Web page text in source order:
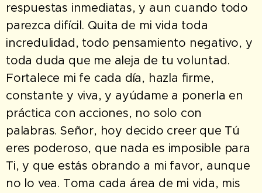
respuestas inmediatas, y aun cuando todo
parezca difícil. Quita de mi vida toda
incredulidad, todo pensamiento negativo, y
toda duda que me aleja de tu voluntad.
Fortalece mi fe cada día, hazla firme,
constante y viva, y ayúdame a ponerla en
práctica con acciones, no solo con
palabras. Señor, hoy decido creer que Tú
eres poderoso, que nada es imposible para
Ti, y que estás obrando a mi favor, aunque
no lo vea. Toma cada área de mi vida, mis